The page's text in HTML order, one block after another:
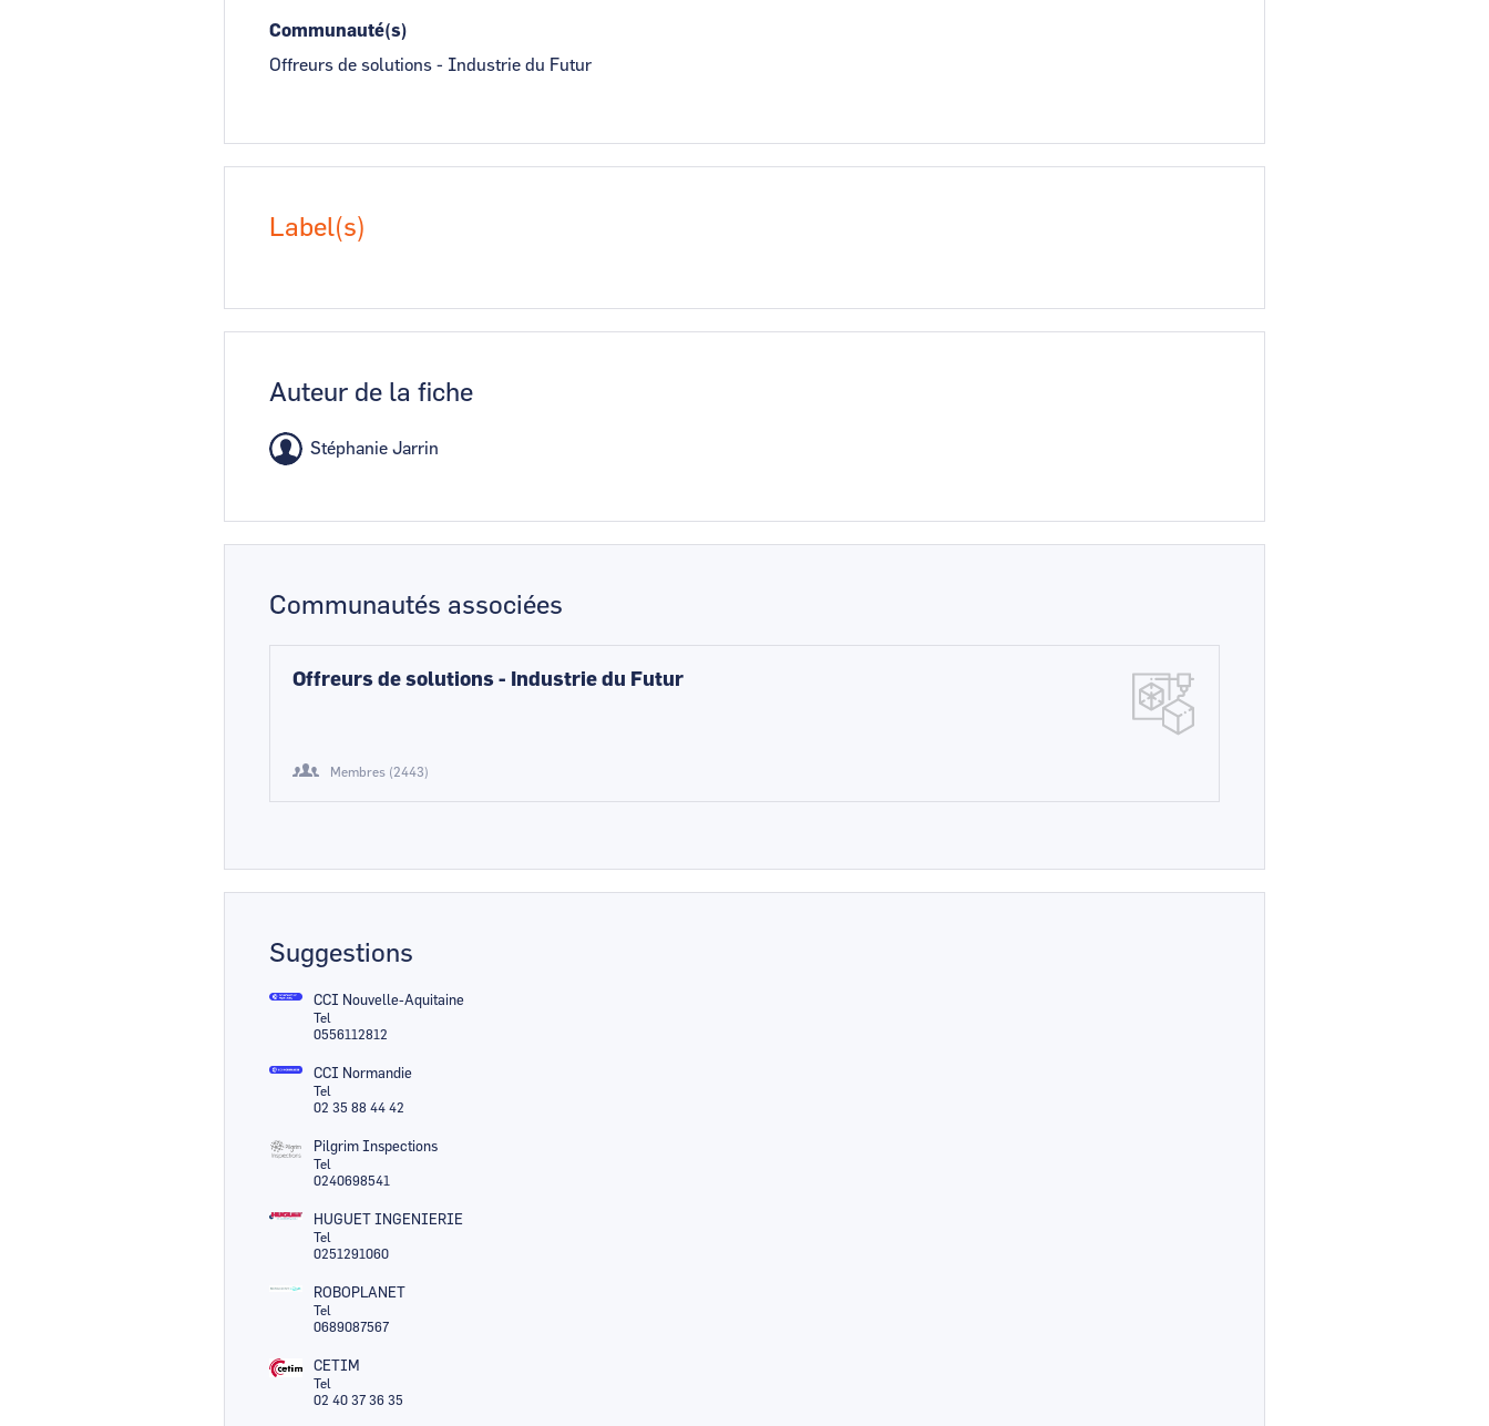
Communauté(s)
Offreurs de solutions - Industrie du Futur
Label(s)
Auteur de la fiche
Stéphanie Jarrin
Communautés associées
Offreurs de solutions - Industrie du Futur
Membres (2443)
Suggestions
CCI Nouvelle-Aquitaine
Tel
0556112812
CCI Normandie
Tel
02 35 88 44 42
Pilgrim Inspections
Tel
0240698541
HUGUET INGENIERIE
Tel
0251291060
ROBOPLANET
Tel
0689087567
CETIM
Tel
02 40 37 36 35